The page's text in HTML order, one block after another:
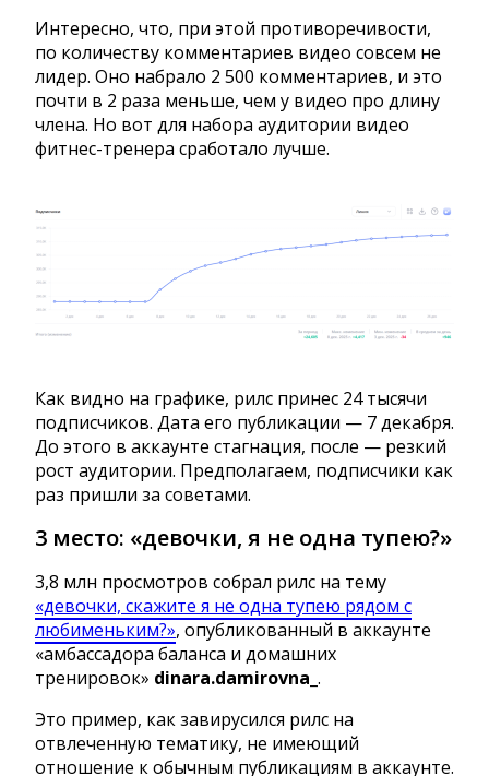
Интересно, что, при этой противоречивости,
по количеству комментариев видео совсем не
лидер. Оно набрало 2 500 комментариев, и это
почти в 2 раза меньше, чем у видео про длину
члена. Но вот для набора аудитории видео
фитнес-тренера сработало лучше.
Как видно на графике, рилс принес 24 тысячи
подписчиков. Дата его публикации — 7 декабря.
До этого в аккаунте стагнация, после — резкий
рост аудитории. Предполагаем, подписчики как
раз пришли за советами.
3 место: «девочки, я не одна тупею?»
3,8 млн просмотров собрал рилс на тему
«девочки, скажите я не одна тупею рядом с
любименьким?», опубликованный в аккаунте
«амбассадора баланса и домашних
тренировок» dinara.damirovna_ .
Это пример, как завирусился рилс на
отвлеченную тематику, не имеющий
отношение к обычным публикациям в аккаунте.